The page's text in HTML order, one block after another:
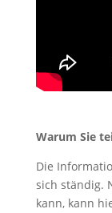
Warum Sie
Die
sich ständig.
kann, kann